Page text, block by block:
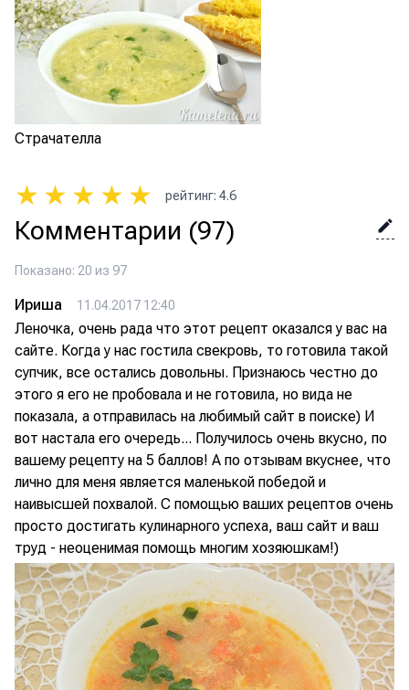
Страчателла
★ ★ ★ ★ ★ рейтинг: 4.6
Комментарии (97)
Показано: 20 из 97
Ириша 11.04.2017 12:40
Леночка, очень рада что этот рецепт оказался у вас на
сайте. Когда у нас гостила свекровь, то готовила такой
супчик, все остались довольны. Признаюсь честно до
этого я его не пробовала и не готовила, но вида не
показала, а отправилась на любимый сайт в поиске) И
вот настала его очередь... Получилось очень вкусно, по
вашему рецепту на 5 баллов! А по отзывам вкуснее, что
лично для меня является маленькой победой и
наивысшей похвалой. С помощью ваших рецептов очень
просто достигать кулинарного успеха, ваш сайт и ваш
труд - неоценимая помощь многим хозяюшкам!)